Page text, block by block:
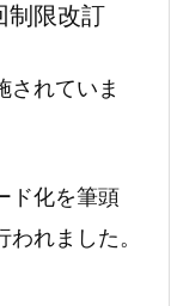
限改訂
れていま
ド化を筆頭
れました。